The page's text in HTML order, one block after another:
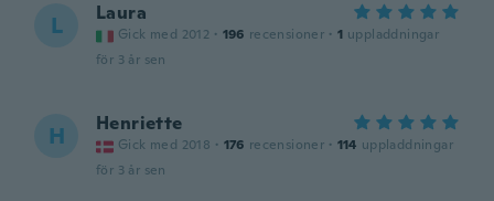
L Laura
Gick med 2012 · 196 recensioner · 1 uppladdningar
för 3 år sen
H Henriette
Gick med 2018 · 176 recensioner · 114 uppladdningar
för 3 år sen